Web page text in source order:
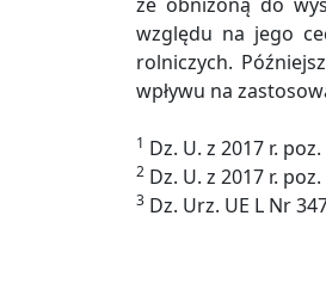
względu na jego
rolniczych.
wpływu na
1 Dz. U. z 2017 r.
2 Dz. U. z 2017 r. poz.
3 Dz. Urz. UE L Nr